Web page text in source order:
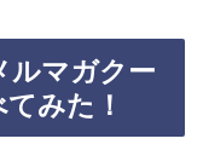
ルマガクー
みた！